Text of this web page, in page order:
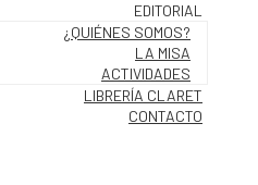
EDITORIAL
¿QUIÉNES SOMOS?
LA MISA
ACTIVIDADES
LIBRERÍA CLARET
CONTACTO